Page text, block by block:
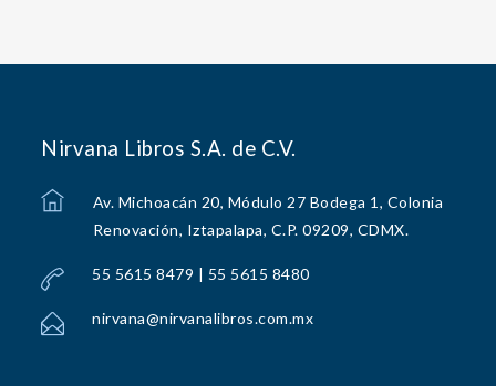
Nirvana Libros S.A. de C.V.
Av. Michoacán 20, Módulo 27 Bodega 1, Colonia
Renovación, Iztapalapa, C.P. 09209, CDMX.
55 5615 8479 | 55 5615 8480
nirvana@nirvanalibros.com.mx